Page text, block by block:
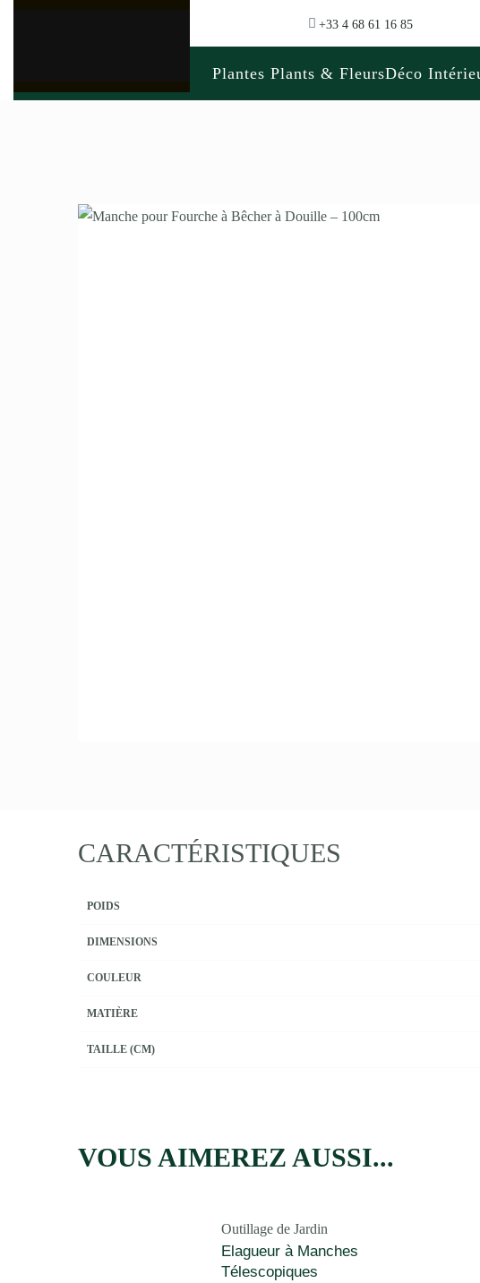
+33 4 68 61 16 85
Plantes Plants & FleursDéco
CARACTÉRISTIQUES
POIDS
DIMENSIONS
COULEUR
MATIÈRE
TAILLE (CM)
VOUS AIMEREZ AUSSI...
Outillage de Jardin
Elagueur à Manches
Télescopiques